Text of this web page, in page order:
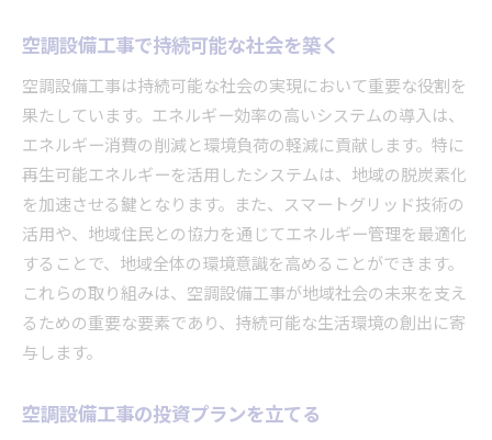
空調設備工事で持続可能な社会を築く
空調設備工事は持続可能な社会の実現において重要な役割を
果たしています。エネルギー効率の高いシステムの導入は、
エネルギー消費の削減と環境負荷の軽減に貢献します。特に
再生可能エネルギーを活用したシステムは、地域の脱炭素化
を加速させる鍵となります。また、スマートグリッド技術の
活用や、地域住民との協力を通じてエネルギー管理を最適化
することで、地域全体の環境意識を高めることができます。
これらの取り組みは、空調設備工事が地域社会の未来を支え
るための重要な要素であり、持続可能な生活環境の創出に寄
与します。
空調設備工事の投資プランを立てる